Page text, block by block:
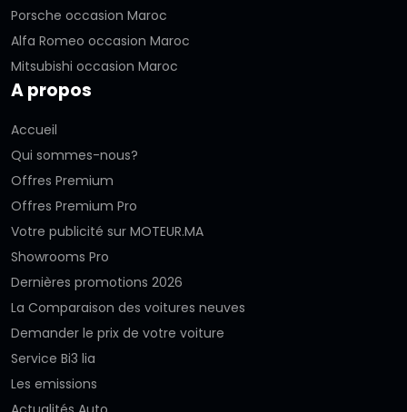
Porsche occasion Maroc
Alfa Romeo occasion Maroc
Mitsubishi occasion Maroc
A propos
Accueil
Qui sommes-nous?
Offres Premium
Offres Premium Pro
Votre publicité sur MOTEUR.MA
Showrooms Pro
Dernières promotions 2026
La Comparaison des voitures neuves
Demander le prix de votre voiture
Service Bi3 lia
Les emissions